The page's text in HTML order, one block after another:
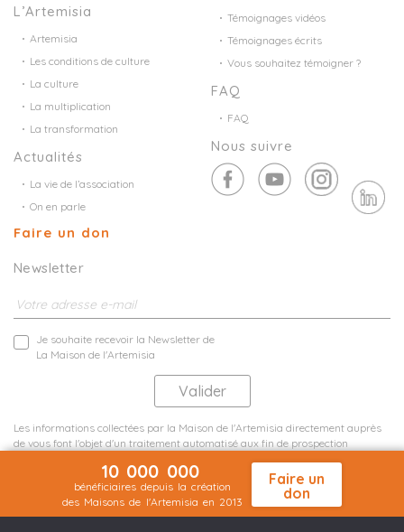
L’Artemisia
Artemisia
Les conditions de culture
La culture
La multiplication
La transformation
Actualités
La vie de l’association
On en parle
Faire un don
Témoignages vidéos
Témoignages écrits
Vous souhaitez témoigner ?
FAQ
FAQ
Nous suivre
Newsletter
Je souhaite recevoir la Newsletter de
La Maison de l'Artemisia
Les informations collectées par la Maison de l'Artemisia directement auprès
de vous font l'objet d'un traitement automatisé aux fin de prospection
10 000 000
bénéficiaires depuis la création
des Maisons de l'Artemisia en 2013
Faire un
don